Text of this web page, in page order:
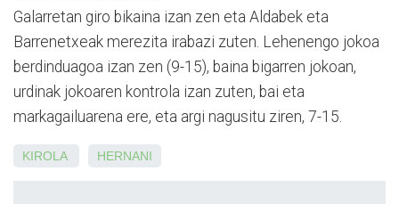
Galarretan giro bikaina izan zen eta Aldabek eta
Barrenetxeak merezita irabazi zuten. Lehenengo jokoa
berdinduagoa izan zen (9-15), baina bigarren jokoan,
urdinak jokoaren kontrola izan zuten, bai eta
markagailuarena ere, eta argi nagusitu ziren, 7-15.
KIROLA HERNANI